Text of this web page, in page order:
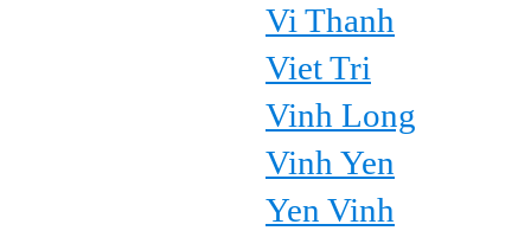
Vi Thanh
Viet Tri
Vinh Long
Vinh Yen
Yen Vinh